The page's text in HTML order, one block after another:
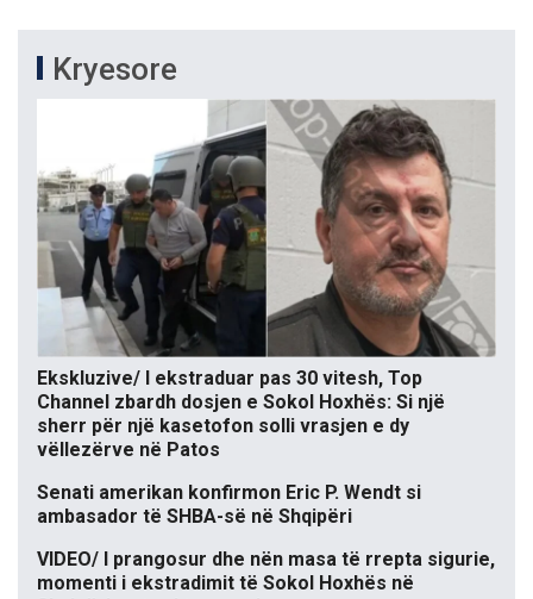
Kryesore
Ekskluzive/ I ekstraduar pas 30 vitesh, Top
Channel zbardh dosjen e Sokol Hoxhës: Si një
sherr për një kasetofon solli vrasjen e dy
vëllezërve në Patos
Senati amerikan konfirmon Eric P. Wendt si
ambasador të SHBA-së në Shqipëri
VIDEO/ I prangosur dhe nën masa të rrepta sigurie,
momenti i ekstradimit të Sokol Hoxhës në